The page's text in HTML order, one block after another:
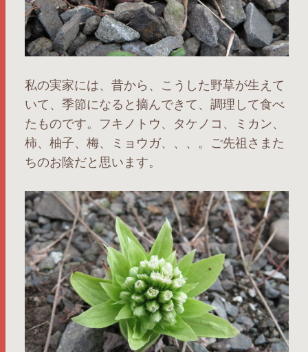
私の実家には、昔から、こうした野草が生えて
いて、季節になると摘んできて、調理して食べ
たものです。フキノトウ、タケノコ、ミカン、
柿、柚子、梅、ミョウガ、、、。ご先祖さまた
ちのお陰だと思います。